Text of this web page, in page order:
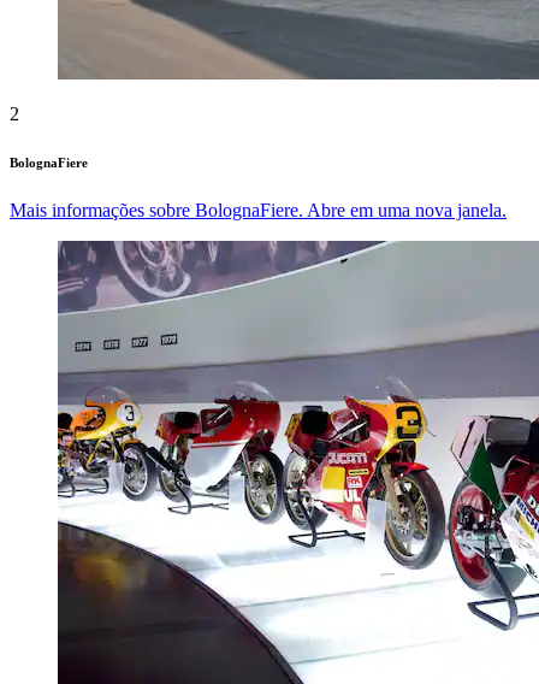
2
BolognaFiere
Mais informações sobre BolognaFiere. Abre em uma nova janela.